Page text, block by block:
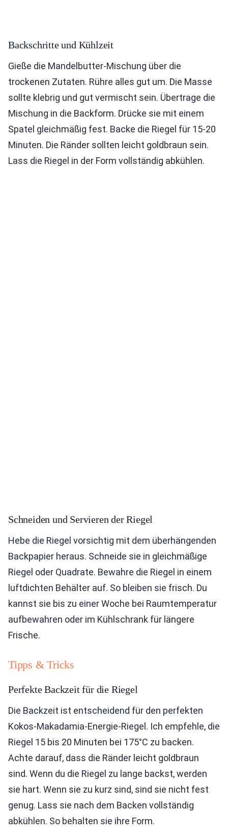
Backschritte und Kühlzeit
Gieße die Mandelbutter-Mischung über die
trockenen Zutaten. Rühre alles gut um. Die Masse
sollte klebrig und gut vermischt sein. Übertrage die
Mischung in die Backform. Drücke sie mit einem
Spatel gleichmäßig fest. Backe die Riegel für 15-20
Minuten. Die Ränder sollten leicht goldbraun sein.
Lass die Riegel in der Form vollständig abkühlen.
Schneiden und Servieren der Riegel
Hebe die Riegel vorsichtig mit dem überhängenden
Backpapier heraus. Schneide sie in gleichmäßige
Riegel oder Quadrate. Bewahre die Riegel in einem
luftdichten Behälter auf. So bleiben sie frisch. Du
kannst sie bis zu einer Woche bei Raumtemperatur
aufbewahren oder im Kühlschrank für längere
Frische.
Tipps & Tricks
Perfekte Backzeit für die Riegel
Die Backzeit ist entscheidend für den perfekten
Kokos-Makadamia-Energie-Riegel. Ich empfehle, die
Riegel 15 bis 20 Minuten bei 175°C zu backen.
Achte darauf, dass die Ränder leicht goldbraun
sind. Wenn du die Riegel zu lange backst, werden
sie hart. Wenn sie zu kurz sind, sind sie nicht fest
genug. Lass sie nach dem Backen vollständig
abkühlen. So behalten sie ihre Form.